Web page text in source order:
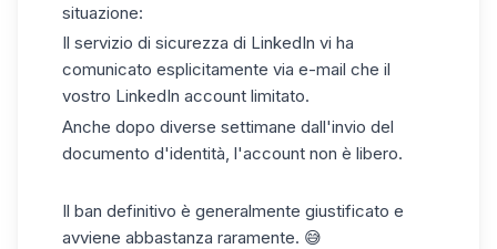
situazione:
Il servizio di sicurezza di LinkedIn vi ha
comunicato esplicitamente via e-mail che il
vostro LinkedIn account limitato.
Anche dopo diverse settimane dall'invio del
documento d'identità, l'account non è libero.
Il ban definitivo è generalmente giustificato e
avviene abbastanza raramente. 😅